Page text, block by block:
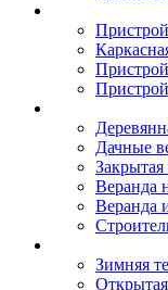
Дачные
Закрытая
Веранда
Веранда
Зимняя